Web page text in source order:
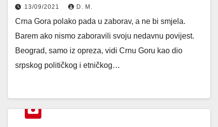
13/09/2021 D. M.
Crna Gora polako pada u zaborav, a ne bi smjela.
Barem ako nismo zaboravili svoju nedavnu povijest.
Beograd, samo iz opreza, vidi Crnu Goru kao dio
srpskog političkog i etničkog…